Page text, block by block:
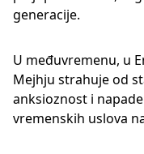
generacije.
U međuvremenu, u
Mejhju strahuje od
anksioznost i
vremenskih uslova